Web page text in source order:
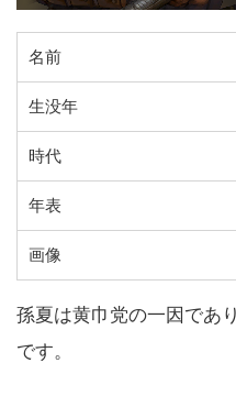
名前
生没年
時代
年表
画像
孫夏は黄巾党の一因であ
です。